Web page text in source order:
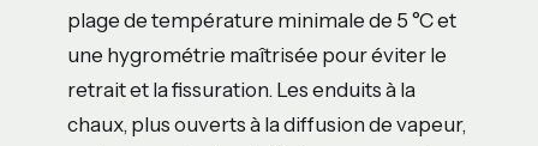
plage de température minimale de 5 °C et
une hygrométrie maîtrisée pour éviter le
retrait et la fissuration. Les enduits à la
chaux, plus ouverts à la diffusion de vapeur,